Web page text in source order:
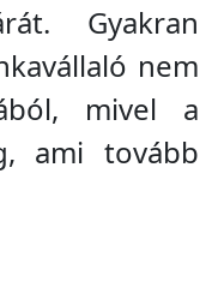
Gyakran
nem
mivel a
ami tovább